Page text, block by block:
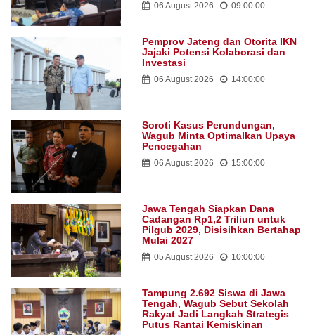
06 August 2026 09:00:00
Pemprov Jateng dan Otorita IKN
Jajaki Potensi Kolaborasi dan
Investasi
06 August 2026 14:00:00
Soroti Kasus Perundungan,
Wagub Minta Optimalkan Upaya
Pencegahan
06 August 2026 15:00:00
Jawa Tengah Siapkan Dana
Cadangan Rp1,2 Triliun untuk
Pilgub 2029, Disisihkan Bertahap
Mulai 2027
05 August 2026 10:00:00
Tampung 2.692 Siswa di Jawa
Tengah, Wagub Sebut Sekolah
Rakyat Jadi Langkah Strategis
Putus Rantai Kemiskinan